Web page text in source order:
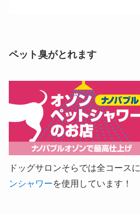
ペット臭がとれます
ドッグサロンそらでは全コースに
ンシャワーを使用しています！